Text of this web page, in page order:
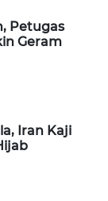
Petugas
Geram
Iran Kaji